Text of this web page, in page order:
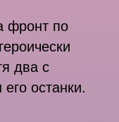
фронт по
два с
останки.